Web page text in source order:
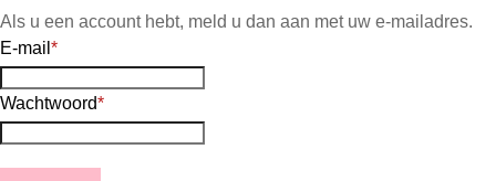
Als u een account hebt, meld u dan aan met uw e-mailadres.
E-mail
Wachtwoord